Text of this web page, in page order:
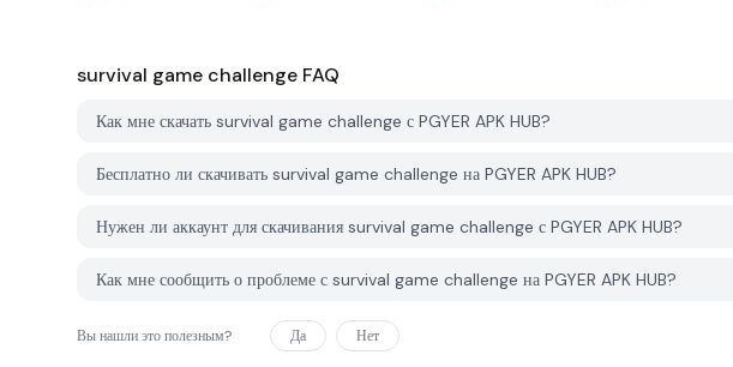
survival game challenge FAQ
Как мне скачать survival game challenge с PGYER APK HUB?
Бесплатно ли скачивать survival game challenge на PGYER APK HUB?
Нужен ли аккаунт для скачивания survival game challenge с PGYER APK HUB?
Как мне сообщить о проблеме с survival game challenge на PGYER APK HUB?
Вы нашли это полезным? Да Нет